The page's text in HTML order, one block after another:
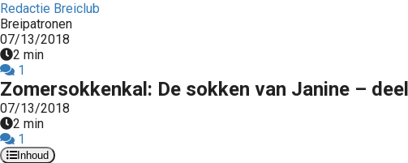
Redactie Breiclub
Breipatronen
07/13/2018
2 min
1
Zomersokkenkal: De sokken van Janine –
07/13/2018
2 min
1
Inhoud